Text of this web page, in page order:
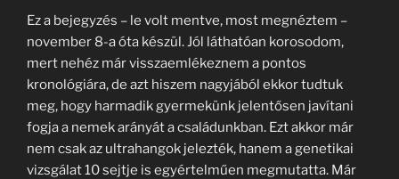
Ez a bejegyzés – le volt mentve, most megnéztem –
november 8-a óta készül. Jól láthatóan korosodom,
mert nehéz már visszaemlékeznem a pontos
kronológiára, de azt hiszem nagyjából ekkor tudtuk
meg, hogy harmadik gyermekünk jelentősen javítani
fogja a nemek arányát a családunkban. Ezt akkor már
nem csak az ultrahangok jelezték, hanem a genetikai
vizsgálat 10 sejtje is egyértelműen megmutatta. Már